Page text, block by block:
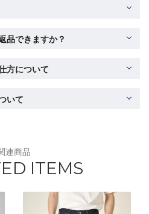
品できますか？
方について
いて
連商品
ITEMS